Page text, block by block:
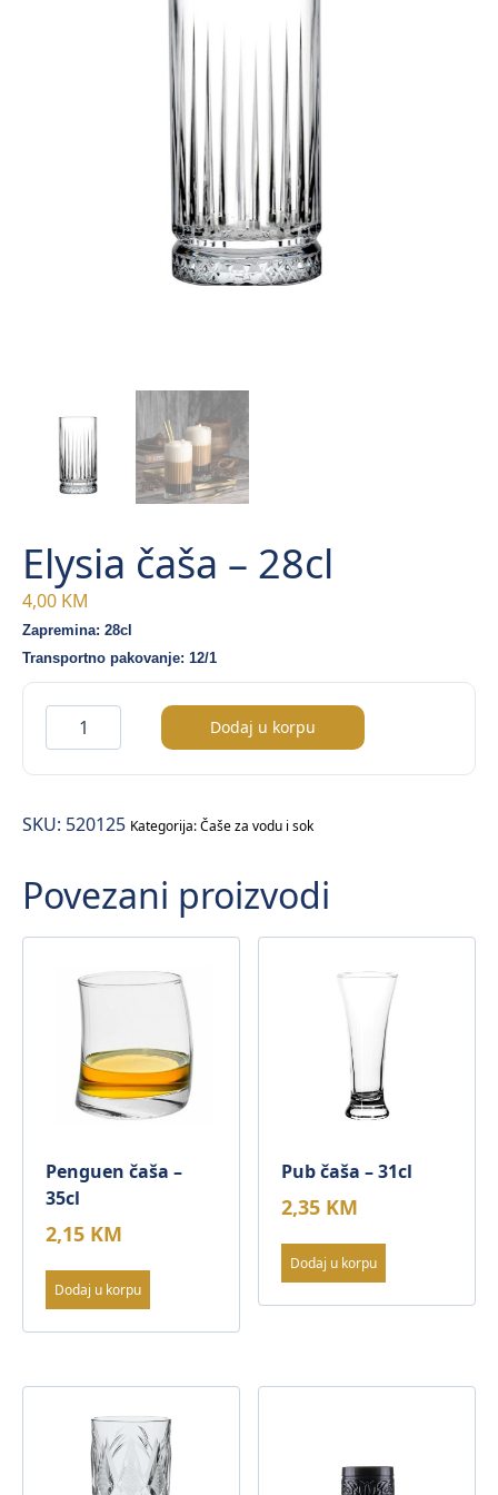
Elysia čaša – 28cl
4,00 KM
Zapremina: 28cl
Transportno pakovanje: 12/1
Elysia
čaša
–
količina
Dodaj u korpu
SKU: 520125 Kategorija:Čaše za vodu i sok
Povezani proizvodi
Penguen čaša –
35cl
2,15 KM
Dodaj u korpu
Pub čaša – 31cl
2,35 KM
Dodaj u korpu